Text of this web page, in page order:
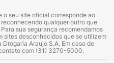
o seu site oficial corresponde ao
qualquer outro que
sua segurança recomendamos
sites desconhecidos que se utilizem
Araujo S.A. Em caso de
com (31) 3270-5000.